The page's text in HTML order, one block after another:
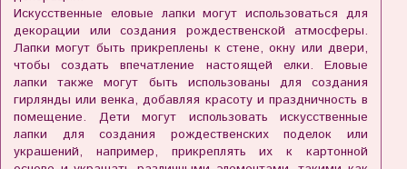
Искусственные еловые лапки могут использоваться для
декорации или создания рождественской атмосферы.
Лапки могут быть прикреплены к стене, окну или двери,
чтобы создать впечатление настоящей елки. Еловые
лапки также могут быть использованы для создания
гирлянды или венка, добавляя красоту и праздничность в
помещение. Дети могут использовать искусственные
лапки для создания рождественских поделок или
украшений, например, прикреплять их к картонной